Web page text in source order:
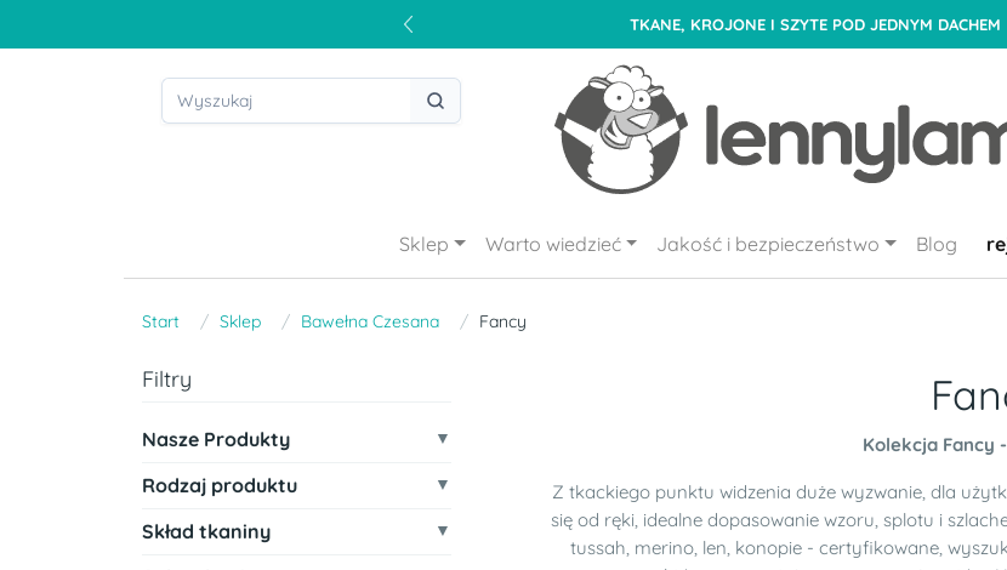
TKANE, KROJONE I SZYTE POD JEDNYM DACHEM
Sklep Warto wiedzieć Jakość i bezpieczeństwo Blog
Start Sklep Bawełna Czesana Fancy
Filtry
Nasze Produkty
Rodzaj produktu
Skład tkaniny
Kolekcja Fancy
Z tkackiego punktu widzenia duże wyzwanie, dla
się od ręki, idealne dopasowanie wzoru, splotu i
tussah, merino, len, konopie - certyfikowane,